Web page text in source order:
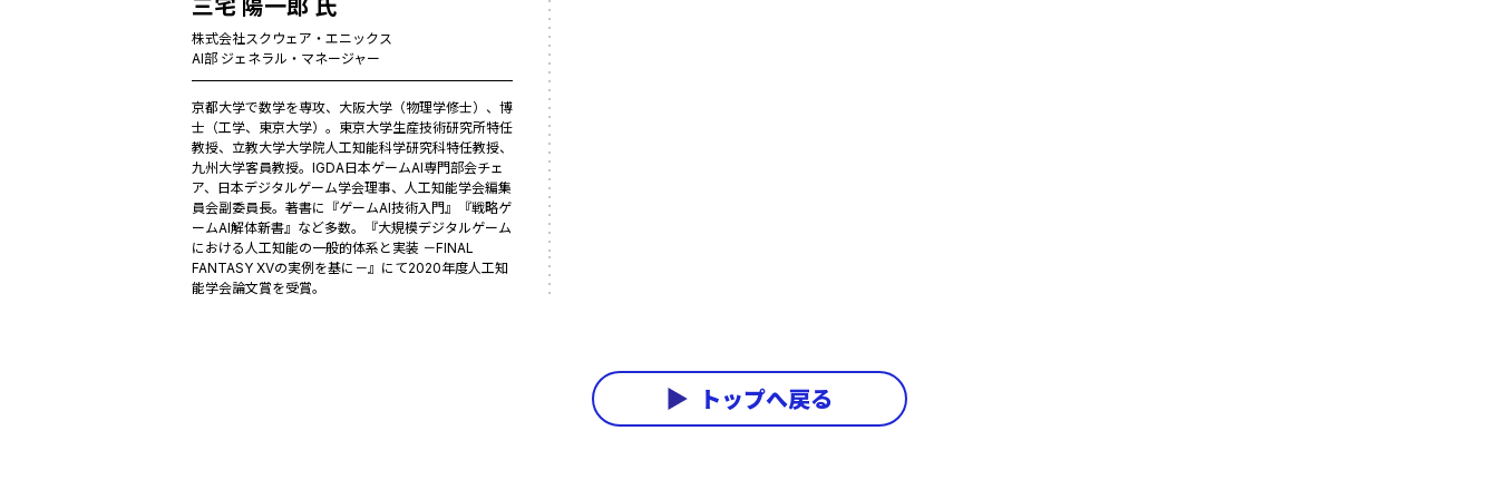
三宅 陽一郎 氏
株式会社スクウェア・エニックス
AI部 ジェネラル・マネージャー
京都大学で数学を専攻、大阪大学（物理学修士）、博
士（工学、東京大学）。東京大学生産技術研究所特任
教授、立教大学大学院人工知能科学研究科特任教授、
九州大学客員教授。IGDA日本ゲームAI専門部会チェ
ア、日本デジタルゲーム学会理事、人工知能学会編集
員会副委員長。著書に『ゲームAI技術入門』『戦略ゲ
ームAI解体新書』など多数。『大規模デジタルゲーム
における人工知能の一般的体系と実装 －FINAL
FANTASY XVの実例を基に－』にて2020年度人工知
能学会論文賞を受賞。
トップへ戻る